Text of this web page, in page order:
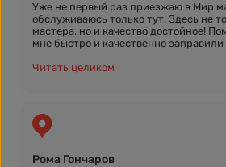
Уже не первый раз приезжаю в Мир
обслуживаюсь только тут. Здесь не
мастера, но и качество достойное!
мне быстро и качественно
Читать целиком
Рома Гончаров